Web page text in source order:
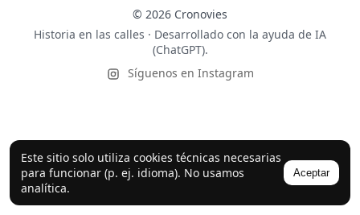
Este sitio solo utiliza cookies técnicas necesarias
para funcionar (p. ej. idioma). No usamos
analítica.
Aceptar
© 2026 Cronovies
Historia en las calles · Desarrollado con la ayuda de IA
(ChatGPT).
Síguenos en Instagram